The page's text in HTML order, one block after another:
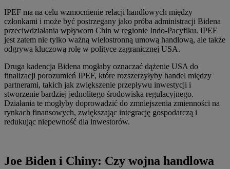
IPEF ma na celu wzmocnienie relacji handlowych między
członkami i może być postrzegany jako próba administracji Bidena
przeciwdziałania wpływom Chin w regionie Indo-Pacyfiku. IPEF
jest zatem nie tylko ważną wielostronną umową handlową, ale także
odgrywa kluczową rolę w polityce zagranicznej USA.
Druga kadencja Bidena mogłaby oznaczać dążenie USA do
finalizacji porozumień IPEF, które rozszerzyłyby handel między
partnerami, takich jak zwiększenie przepływu inwestycji i
stworzenie bardziej jednolitego środowiska regulacyjnego.
Działania te mogłyby doprowadzić do zmniejszenia zmienności na
rynkach finansowych, zwiększając integrację gospodarczą i
redukując niepewność dla inwestorów.
Joe Biden i Chiny: Czy wojna handlowa